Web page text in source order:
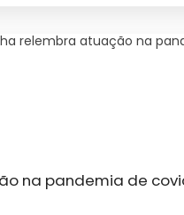
relembra atuação na
na pandemia de